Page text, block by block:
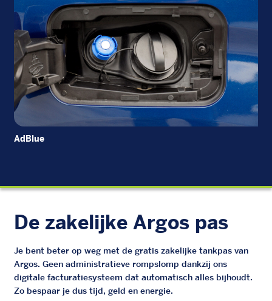
AdBlue
De zakelijke Argos pas
Je bent beter op weg met de gratis zakelijke tankpas van
Argos. Geen administratieve rompslomp dankzij ons
digitale facturatiesysteem dat automatisch alles bijhoudt.
Zo bespaar je dus tijd, geld en energie.